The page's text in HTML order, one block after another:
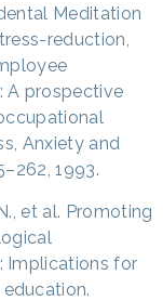
Meditation
reduction,
A prospective
Anxiety and
1993.
et al. Promoting
Implications for